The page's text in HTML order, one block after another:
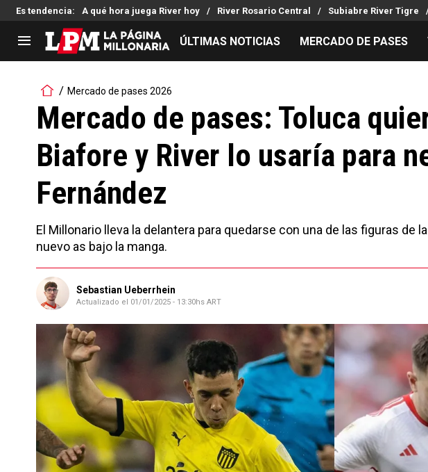
Es tendencia: A qué hora juega River hoy River Rosario Central Subiabre River Tigre
LIGA PROFESIONAL
Noticias
Tabla de posiciones
Fixture
Reserva
Copa Argentina
Selección Argentina
Mercado de Pases
Análisis tácticos
Juanfer Quintero
Chacho Coudet
ÚLTIMAS NOTICIAS MERCADO DE PASES
Mercado de pases 2026
Mercado de pases: Toluca
Biafore y River lo usaría para
Fernández
El Millonario lleva la delantera para quedarse con una de las figuras de
nuevo as bajo la manga.
Sebastian Ueberrhein
Actualizado el 01/01/2025 - 13:30hs ART